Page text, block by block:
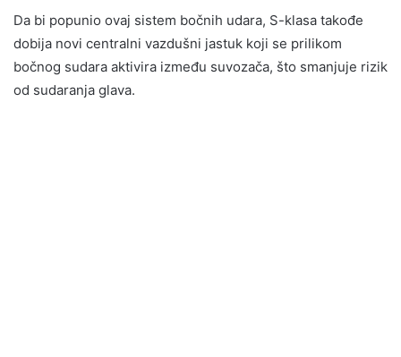
Da bi popunio ovaj sistem bočnih udara, S-klasa takođe
dobija novi centralni vazdušni jastuk koji se prilikom
bočnog sudara aktivira između suvozača, što smanjuje rizik
od sudaranja glava.